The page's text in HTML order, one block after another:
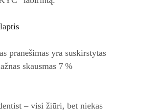
pranešimas yra suskirstytas
skausmas 7 %
– visi žiūri, bet niekas